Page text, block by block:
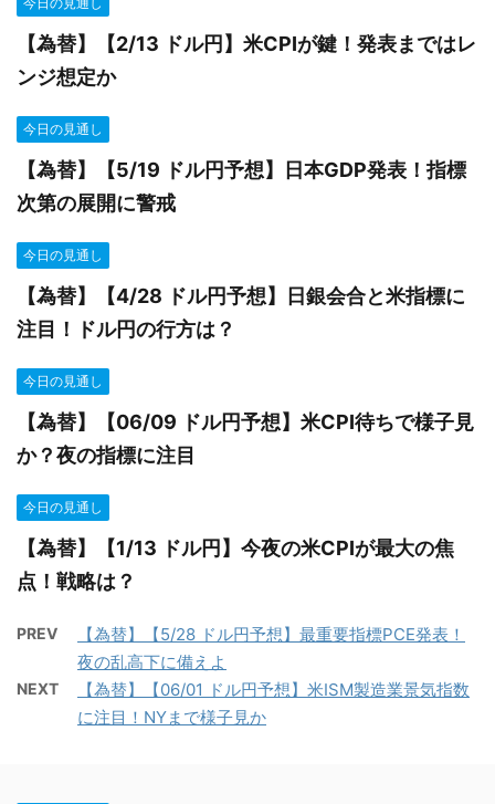
【為替】【2/13 ドル円】米CPIが鍵！発表まではレ
ンジ想定か
今日の見通し
【為替】【5/19 ドル円予想】日本GDP発表！指標
次第の展開に警戒
今日の見通し
【為替】【4/28 ドル円予想】日銀会合と米指標に
注目！ドル円の行方は？
今日の見通し
【為替】【06/09 ドル円予想】米CPI待ちで様子見
か？夜の指標に注目
今日の見通し
【為替】【1/13 ドル円】今夜の米CPIが最大の焦
点！戦略は？
PREV
【為替】【5/28 ドル円予想】最重要指標PCE発表！
夜の乱高下に備えよ
NEXT
【為替】【06/01 ドル円予想】米ISM製造業景気指数
に注目！NYまで様子見か